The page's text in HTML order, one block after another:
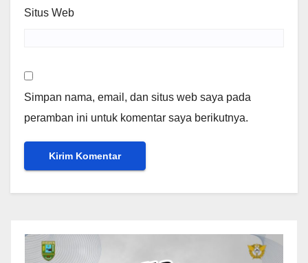
Situs Web
Simpan nama, email, dan situs web saya pada
peramban ini untuk komentar saya berikutnya.